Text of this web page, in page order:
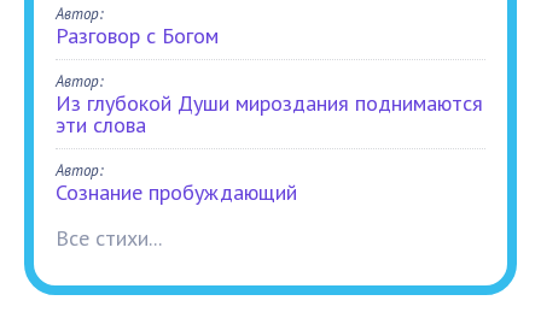
Автор:
Разговор с Богом
Автор:
Из глубокой Души мироздания поднимаются
эти слова
Автор:
Сознание пробуждающий
Все стихи...